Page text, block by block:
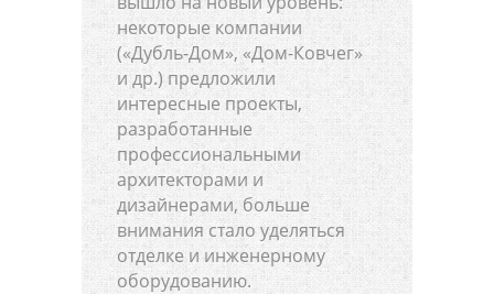
некоторые компании
(«Дубль-Дом», «Дом-Ковчег»
и др.) предложили
интересные проекты,
разработанные
профессиональными
архитекторами и
дизайнерами, больше
внимания стало уделяться
отделке и инженерному
оборудованию.